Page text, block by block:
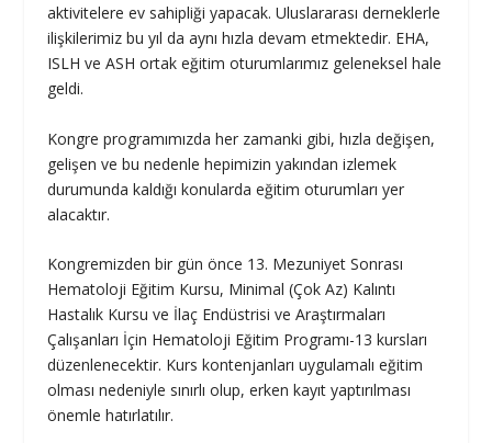
aktivitelere ev sahipliği yapacak. Uluslararası derneklerle
ilişkilerimiz bu yıl da aynı hızla devam etmektedir. EHA,
ISLH ve ASH ortak eğitim oturumlarımız geleneksel hale
geldi.
Kongre programımızda her zamanki gibi, hızla değişen,
gelişen ve bu nedenle hepimizin yakından izlemek
durumunda kaldığı konularda eğitim oturumları yer
alacaktır.
Kongremizden bir gün önce 13. Mezuniyet Sonrası
Hematoloji Eğitim Kursu, Minimal (Çok Az) Kalıntı
Hastalık Kursu ve İlaç Endüstrisi ve Araştırmaları
Çalışanları İçin Hematoloji Eğitim Programı-13 kursları
düzenlenecektir. Kurs kontenjanları uygulamalı eğitim
olması nedeniyle sınırlı olup, erken kayıt yaptırılması
önemle hatırlatılır.